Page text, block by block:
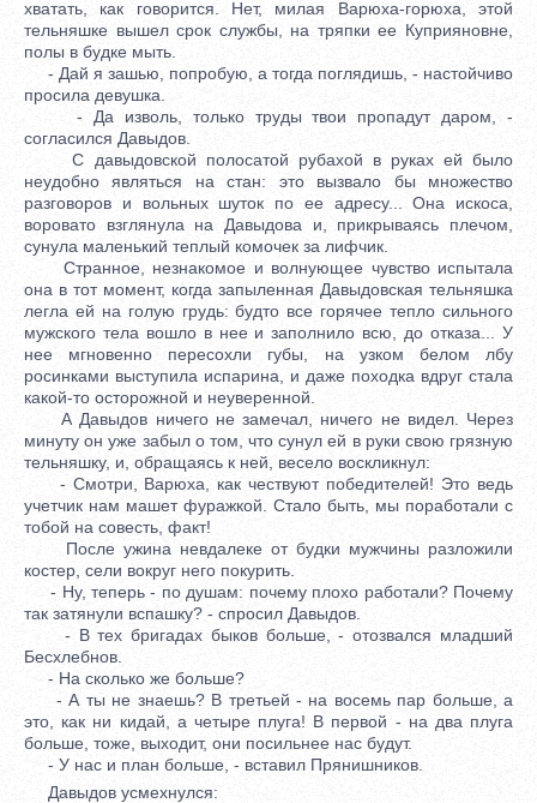
хватать, как говорится. Нет, милая Варюха-горюха, этой
тельняшке вышел срок службы, на тряпки ее Куприяновне,
полы в будке мыть.
- Дай я зашью, попробую, а тогда поглядишь, - настойчиво
просила девушка.
- Да изволь, только труды твои пропадут даром, -
согласился Давыдов.
С давыдовской полосатой рубахой в руках ей было
неудобно являться на стан: это вызвало бы множество
разговоров и вольных шуток по ее адресу... Она искоса,
воровато взглянула на Давыдова и, прикрываясь плечом,
сунула маленький теплый комочек за лифчик.
Странное, незнакомое и волнующее чувство испытала
она в тот момент, когда запыленная Давыдовская тельняшка
легла ей на голую грудь: будто все горячее тепло сильного
мужского тела вошло в нее и заполнило всю, до отказа... У
нее мгновенно пересохли губы, на узком белом лбу
росинками выступила испарина, и даже походка вдруг стала
какой-то осторожной и неуверенной.
А Давыдов ничего не замечал, ничего не видел. Через
минуту он уже забыл о том, что сунул ей в руки свою грязную
тельняшку, и, обращаясь к ней, весело воскликнул:
- Смотри, Варюха, как чествуют победителей! Это ведь
учетчик нам машет фуражкой. Стало быть, мы поработали с
тобой на совесть, факт!
После ужина невдалеке от будки мужчины разложили
костер, сели вокруг него покурить.
- Ну, теперь - по душам: почему плохо работали? Почему
так затянули вспашку? - спросил Давыдов.
- В тех бригадах быков больше, - отозвался младший
Бесхлебнов.
- На сколько же больше?
- А ты не знаешь? В третьей - на восемь пар больше, а
это, как ни кидай, а четыре плуга! В первой - на два плуга
больше, тоже, выходит, они посильнее нас будут.
- У нас и план больше, - вставил Прянишников.
Давыдов усмехнулся: